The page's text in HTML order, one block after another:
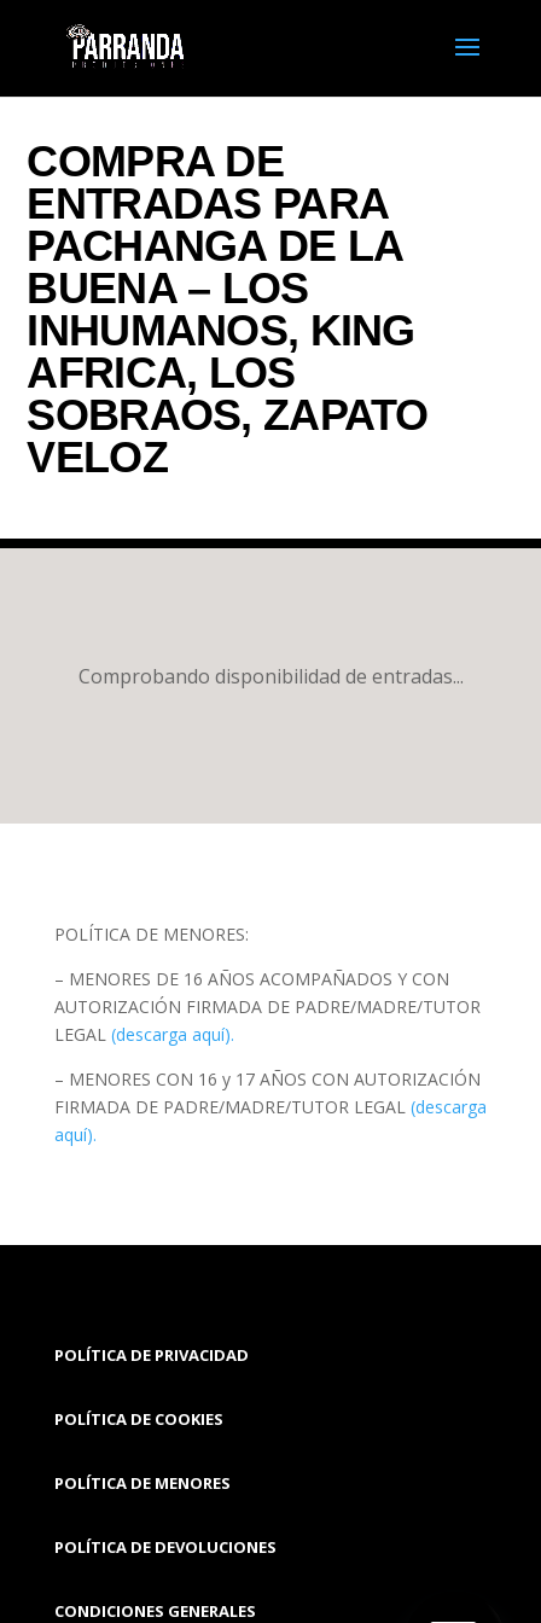
COMPRA DE
ENTRADAS PARA
PACHANGA DE LA
BUENA – LOS
INHUMANOS, KING
AFRICA, LOS
SOBRAOS, ZAPATO
VELOZ
Comprobando disponibilidad de entradas...
POLÍTICA DE MENORES:
– MENORES DE 16 AÑOS ACOMPAÑADOS Y CON
AUTORIZACIÓN FIRMADA DE PADRE/MADRE/TUTOR
LEGAL (descarga aquí).
– MENORES CON 16 y 17 AÑOS CON AUTORIZACIÓN
FIRMADA DE PADRE/MADRE/TUTOR LEGAL (descarga
aquí).
POLÍTICA DE PRIVACIDAD
POLÍTICA DE COOKIES
POLÍTICA DE MENORES
POLÍTICA DE DEVOLUCIONES
CONDICIONES GENERALES